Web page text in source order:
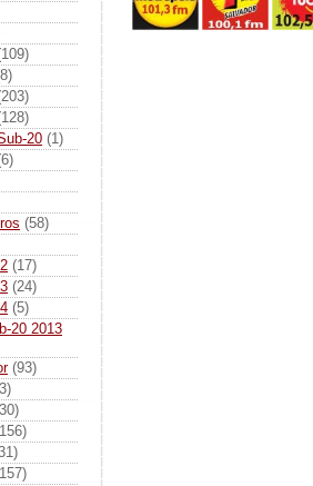
20 (1)
(58)
(17)
(24)
(5)
20 2013
(93)